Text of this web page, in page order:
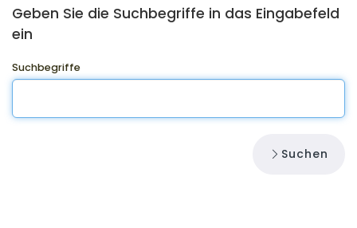
Geben Sie die Suchbegriffe in das Eingabefeld
ein
Suchbegriffe
Suchen